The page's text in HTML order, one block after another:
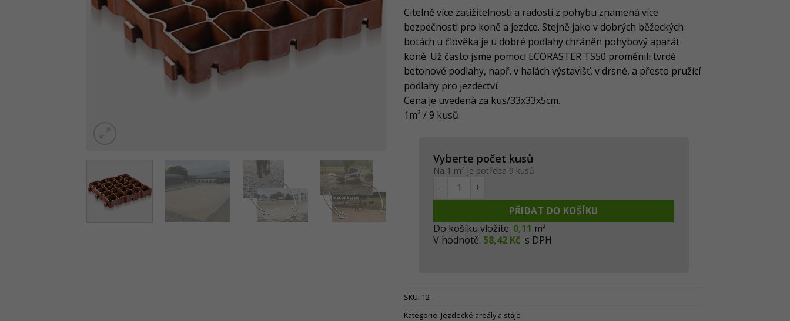
Citelně více zatížitelnosti a radosti z pohybu znamená více
bezpečnosti pro koně a jezdce. Stejně jako v dobrých běžeckých
botách u člověka je u dobré podlahy chráněn pohybový aparát
koně. Už často jsme pomocí ECORASTER TS50 proměnili tvrdé
betonové podlahy, např. v halách výstavišť, v drsné, a přesto pružící
podlahy pro jezdectví.
Cena je uvedená za kus/33x33x5cm.
1m² / 9 kusů
Vyberte počet kusů
Na 1 m² je potřeba 9 kusů
ECORASTER® TS50 množství
PŘIDAT DO KOŠÍKU
Do košíku vložíte: 0,11 m²
V hodnotě: 58,42 Kč s DPH
SKU: 12
Kategorie: Jezdecké areály a stáje